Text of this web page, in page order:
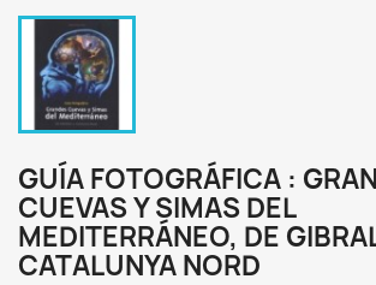
GUÍA FOTOGRÁFICA :
CUEVAS Y SIMAS DEL
MEDITERRÁNEO, DE
CATALUNYA NORD